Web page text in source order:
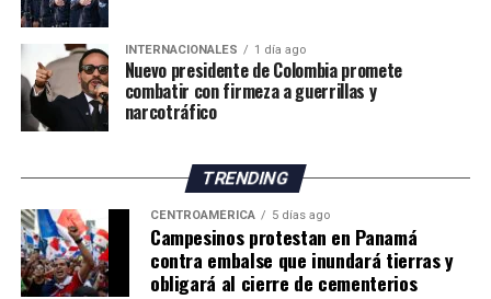
climáticas. Sin embargo, considera que los productores
deberán adaptar sus métodos de trabajo y buscar nuevas
oportunidades para mantener la actividad frente al
cambio climático.
El impacto de la sequía pone de manifiesto los desafíos
que enfrenta la agricultura británica, tanto por la
reducción de los rendimientos como por los posibles
efectos sobre los precios y el suministro de productos
agrícolas en los próximos meses.
INTERNACIONALES 1 día ago
Nuevo presidente de Colombia promete
combatir con firmeza a guerrillas y
narcotráfico
TRENDING
CENTROAMÉRICA 5 días ago
Campesinos protestan en Panamá
contra embalse que inundará tierras y
obligará al cierre de cementerios